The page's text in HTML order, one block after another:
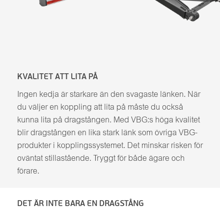
KVALITET ATT LITA PÅ
Ingen kedja är starkare än den svagaste länken. När
du väljer en koppling att lita på måste du också
kunna lita på dragstången. Med VBG:s höga kvalitet
blir dragstången en lika stark länk som övriga VBG-
produkter i kopplingssystemet. Det minskar risken för
oväntat stillastående. Tryggt för både ägare och
förare.
DET ÄR INTE BARA EN DRAGSTÅNG